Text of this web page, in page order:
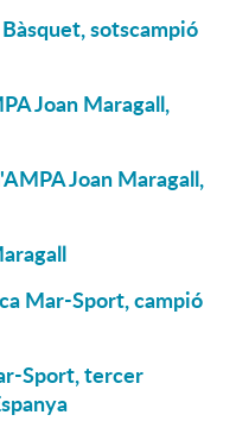
sotscampió
Joan Maragall,
Joan Maragall,
Mar-Sport, campió
Sport, tercer